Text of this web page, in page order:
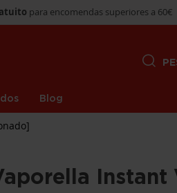
para encomendas superiores a 60€
Blog
Instant